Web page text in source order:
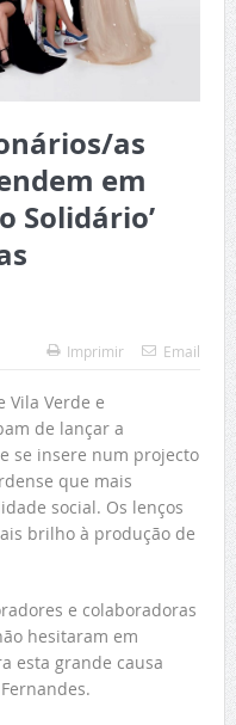
as
em
Solidário’
Imprimir Email
Vila Verde e
de lançar a
se insere num projecto
que mais
social. Os lenços
brilho à produção de
e colaboradoras
hesitaram em
esta grande causa